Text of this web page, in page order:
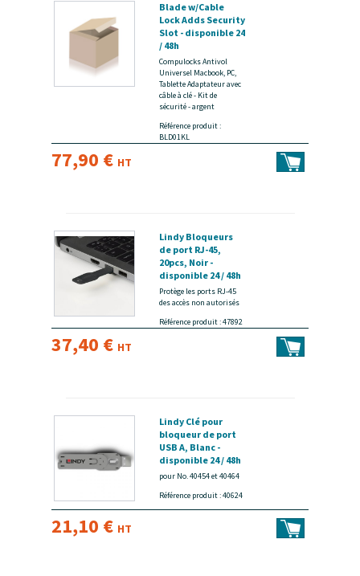
Blade w/Cable
Lock Adds Security
Slot - disponible 24
/ 48h
Compulocks Antivol
Universel Macbook, PC,
Tablette Adaptateur avec
câble à clé - Kit de
sécurité - argent
Référence produit :
BLD01KL
77,90 € HT
Lindy Bloqueurs
de port RJ-45,
20pcs, Noir -
disponible 24 / 48h
Protège les ports RJ-45
des accès non autorisés
Référence produit : 47892
37,40 € HT
Lindy Clé pour
bloqueur de port
USB A, Blanc -
disponible 24 / 48h
pour No. 40454 et 40464
Référence produit : 40624
21,10 € HT